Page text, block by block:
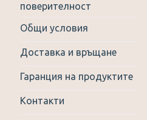
поверителност
Общи условия
Доставка и връщане
Гаранция на продуктите
Контакти